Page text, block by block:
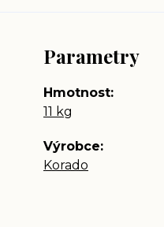
Parametry
Hmotnost
11 kg
Výrobce
Korado